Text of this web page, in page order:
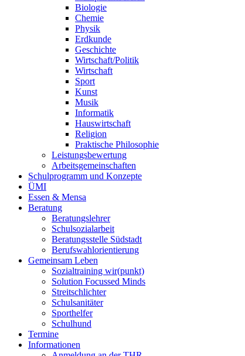
Biologie
Chemie
Physik
Erdkunde
Geschichte
Wirtschaft/Politik
Wirtschaft
Sport
Kunst
Musik
Informatik
Hauswirtschaft
Religion
Praktische Philosophie
Leistungsbewertung
Arbeitsgemeinschaften
Schulprogramm und Konzepte
ÜMI
Essen & Mensa
Beratung
Beratungslehrer
Schulsozialarbeit
Beratungsstelle Südstadt
Berufswahlorientierung
Gemeinsam Leben
Sozialtraining wir(punkt)
Solution Focussed Minds
Streitschlichter
Schulsanitäter
Sporthelfer
Schulhund
Termine
Informationen